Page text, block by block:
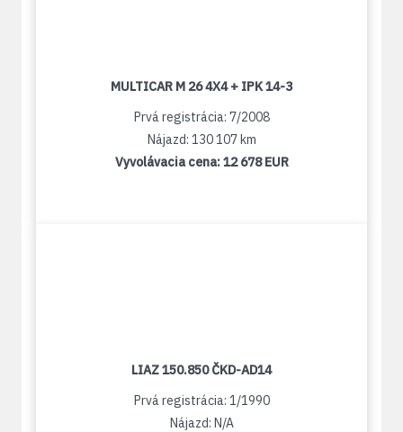
MULTICAR M 26 4X4 + IPK 14-3
Prvá registrácia: 7/2008
Nájazd: 130 107 km
Vyvolávacia cena:12 678 EUR
LIAZ 150.850 ČKD-AD14
Prvá registrácia: 1/1990
Nájazd: N/A